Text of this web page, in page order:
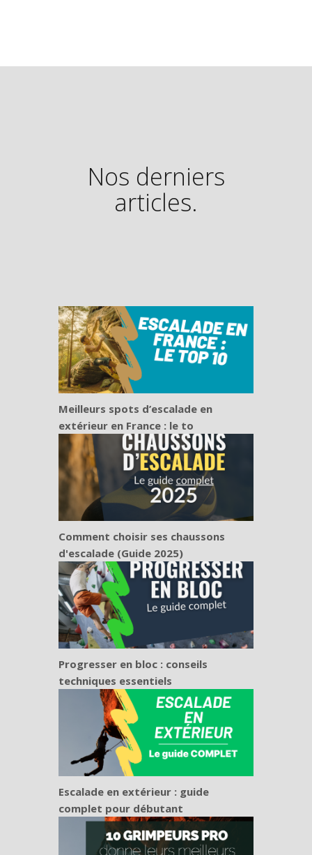
Nos derniers
articles.
Meilleurs spots d’escalade en
extérieur en France : le to
Comment choisir ses chaussons
d'escalade (Guide 2025)
Progresser en bloc : conseils
techniques essentiels
Escalade en extérieur : guide
complet pour débutant